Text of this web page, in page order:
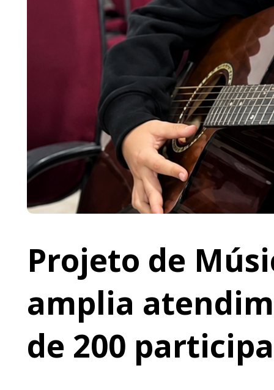
Projeto de
amplia
de 200